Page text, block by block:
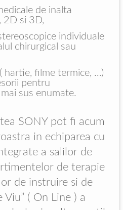
de inalta
2D si 3D,
individuale
chirurgical sau
hartie, filme termice, …)
pentru
sus enumate.
SONY pot fi acum
in echiparea cu
a salilor de
de terapie
de instruire si de
Viu” ( On Line ) a